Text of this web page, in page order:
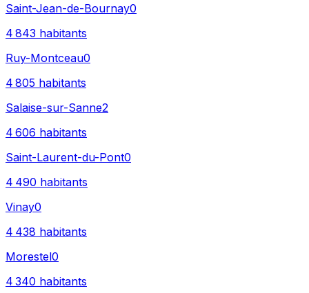
Saint-Jean-de-Bournay0
4 843 habitants
Ruy-Montceau0
4 805 habitants
Salaise-sur-Sanne2
4 606 habitants
Saint-Laurent-du-Pont0
4 490 habitants
Vinay0
4 438 habitants
Morestel0
4 340 habitants